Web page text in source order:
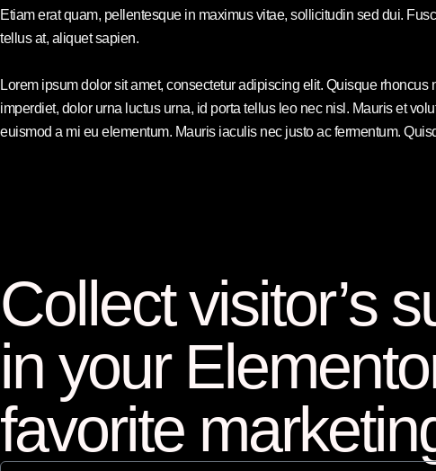
Etiam erat quam, pellentesque in maximus vitae, sollicitudin sed dui.
tellus at, aliquet sapien.
Lorem ipsum dolor sit amet, consectetur adipiscing elit. Quisque
imperdiet, dolor urna luctus urna, id porta tellus leo nec nisl. Mauris et
euismod a mi eu elementum. Mauris iaculis nec justo ac fermentum.
Collect visitor’s
in your
favorite